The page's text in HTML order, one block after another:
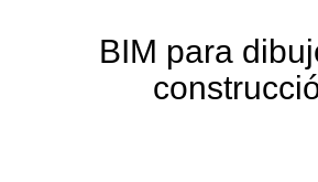
BIM para